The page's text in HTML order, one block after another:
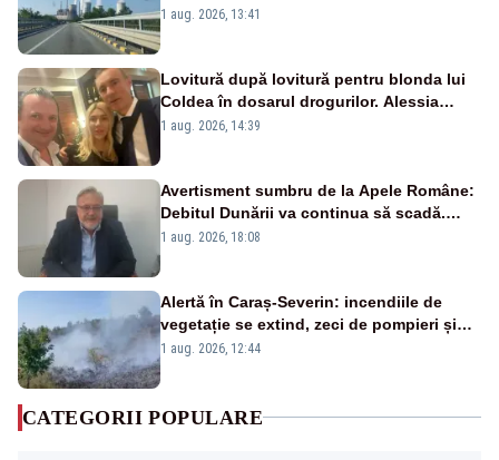
de la Rovinari
1 aug. 2026, 13:41
Lovitură după lovitură pentru blonda lui
Coldea în dosarul drogurilor. Alessia
Păcuraru explică decizia magistraților
1 aug. 2026, 14:39
Avertisment sumbru de la Apele Române:
Debitul Dunării va continua să scadă.
Cernavodă s-ar putea închide în 4 zile
1 aug. 2026, 18:08
Alertă în Caraș-Severin: incendiile de
vegetație se extind, zeci de pompieri și
silvicultori se luptă cu flăcările - VIDEO
1 aug. 2026, 12:44
CATEGORII POPULARE